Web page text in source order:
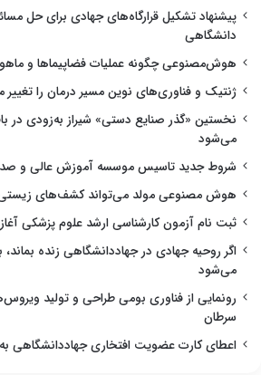
پیشنهاد تشکیل قرارگاه‌های جهادی برای حل
دانشگاهی
هوش‌مصنوعی چگونه عملیات فضاپیماها و
ژنتیک و فناوری‌های نوین مسیر درمان را
نخستین «گذر صنایع دستی» شیراز به‌زودی در
می‌شود
شروط جدید تاسیس موسسه آموزش عالی و
هوش مصنوعی مولد می‌تواند کشف‌های زیستی
ثبت نام آزمون کارشناسی ارشد علوم پزشکی
اگر روحیه جهادی در جهاددانشگاهی زنده
می‌شود
رونمایی از فناوری بومی طراحی و تولید
سرطان
اعطای کارت عضویت افتخاری جهاددانشگاهی